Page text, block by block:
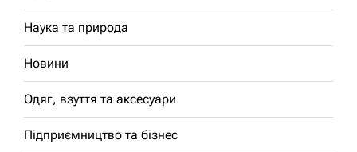
Наука та природа
Новини
Одяг, взуття та аксесуари
Підприємництво та бізнес